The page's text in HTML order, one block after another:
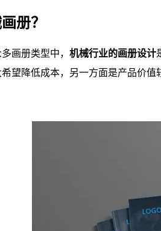
册？
画册类型中， 机械行业的画册设计
望降低成本，另一方面是产品价